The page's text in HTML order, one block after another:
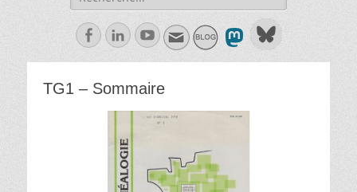
de:
FacebookLinkedln
Youtube
TG1 – Sommaire